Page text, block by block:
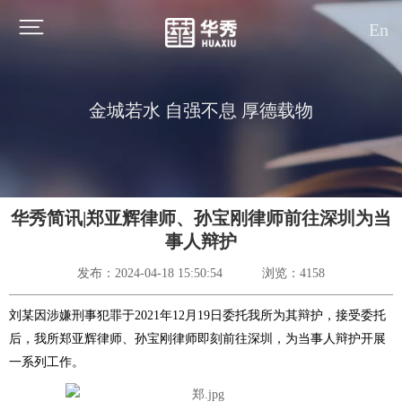
En
金城若水 自强不息 厚德载物
华秀简讯|郑亚辉律师、孙宝刚律师前往深圳为当
事人辩护
发布：2024-04-18 15:50:54 浏览：4158
刘某因涉嫌刑事犯罪于2021年12月19日委托我所为其辩护，接受委托
后，我所郑亚辉律师、孙宝刚律师即刻前往深圳，为当事人辩护开展
一系列工作。